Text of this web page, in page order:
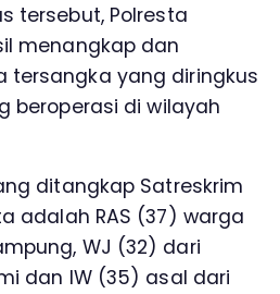
tersebut, Polresta
menangkap dan
tersangka yang diringkus
beroperasi di wilayah
ditangkap Satreskrim
adalah RAS (37) warga
WJ (32) dari
dan IW (35) asal dari